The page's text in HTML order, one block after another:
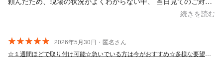
室ができたと親も喜んでおります このたびはありがとうございま
した！
続きを読む
2026年5月30日・匿名さん
☆１週間ほどで取り付け可能☆急いでいる方は今がおすすめ☆多様な要望にお応えします